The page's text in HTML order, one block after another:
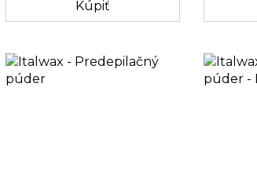
Kúpiť